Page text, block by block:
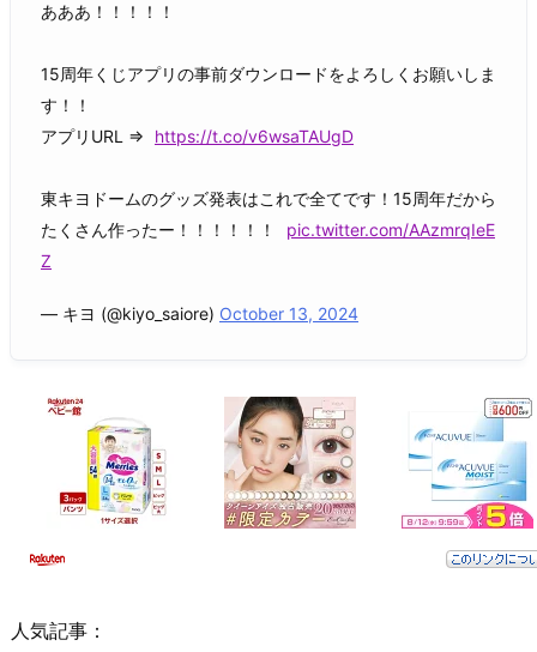
あああ！！！！！
15周年くじアプリの事前ダウンロードをよろしくお願いしま
す！！
アプリURL ⇒
https://t.co/v6wsaTAUgD
東キヨドームのグッズ発表はこれで全てです！15周年だから
たくさん作ったー！！！！！！
pic.twitter.com/AAzmrqIeE
Z
— キヨ (@kiyo_saiore) October 13, 2024
人気記事：